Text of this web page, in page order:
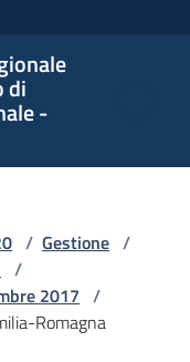
di
-
/ Gestione /
/
2017 /
Romagna